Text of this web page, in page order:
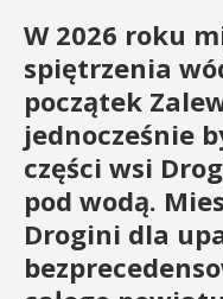
W 2026 roku
spiętrzenia
początek
jednocześnie
części wsi
pod wodą.
Drogini dla